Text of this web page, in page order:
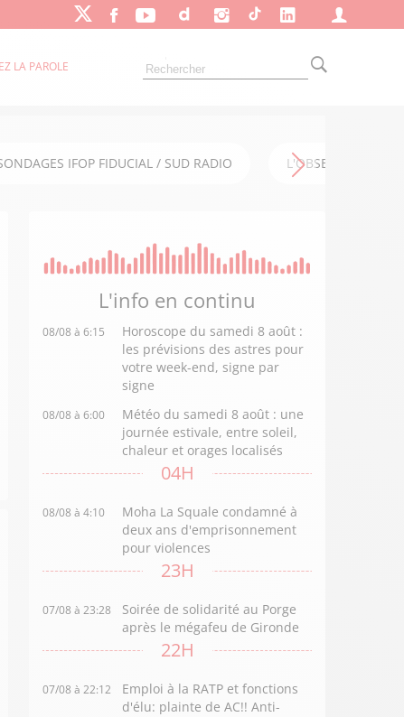
LA PAROLE
IFOP FIDUCIAL / SUD RADIO L'OBSERVATOIRE
L'info en continu
08/08 à 6:15
Horoscope du samedi 8 août :
les prévisions des astres pour
votre week-end, signe par
signe
08/08 à 6:00
Météo du samedi 8 août : une
journée estivale, entre soleil,
chaleur et orages localisés
04H
08/08 à 4:10
Moha La Squale condamné à
deux ans d'emprisonnement
pour violences
23H
07/08 à 23:28
Soirée de solidarité au Porge
après le mégafeu de Gironde
22H
07/08 à 22:12
Emploi à la RATP et fonctions
d'élu: plainte de AC!! Anti-